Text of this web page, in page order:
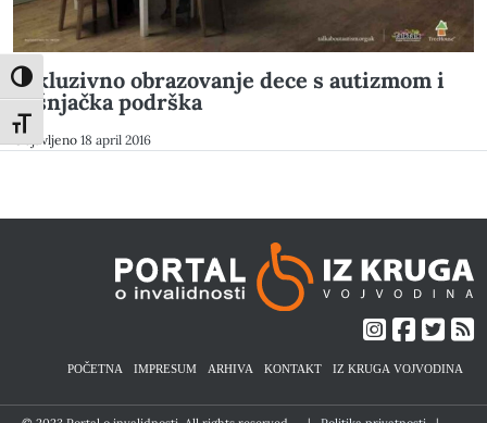
Toggle High Contrast
Toggle Font size
Inkluzivno obrazovanje dece s autizmom i
vršnjačka podrška
Objavljeno 18 april 2016
POČETNA IMPRESUM ARHIVA KONTAKT IZ KRUGA VOJVODINA